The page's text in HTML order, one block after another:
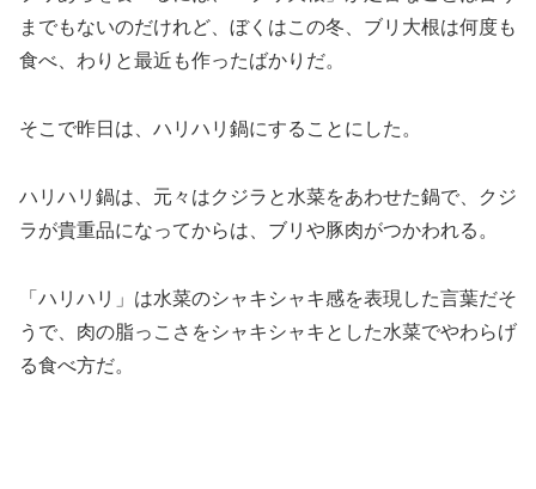
までもないのだけれど、ぼくはこの冬、ブリ大根は何度も
食べ、わりと最近も作ったばかりだ。
そこで昨日は、ハリハリ鍋にすることにした。
ハリハリ鍋は、元々はクジラと水菜をあわせた鍋で、クジ
ラが貴重品になってからは、ブリや豚肉がつかわれる。
「ハリハリ」は水菜のシャキシャキ感を表現した言葉だそ
うで、肉の脂っこさをシャキシャキとした水菜でやわらげ
る食べ方だ。